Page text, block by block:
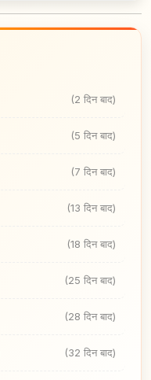
(2 दिन बाद)
(5 दिन बाद)
(7 दिन बाद)
(13 दिन बाद)
(18 दिन बाद)
(25 दिन बाद)
(28 दिन बाद)
(32 दिन बाद)